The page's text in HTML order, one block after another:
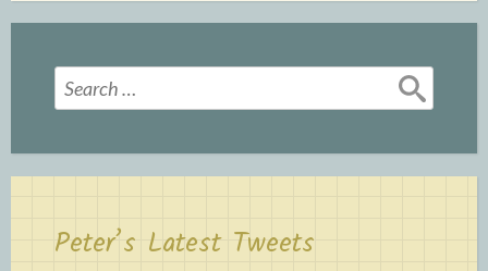
Search
for:
Peter’s Latest Tweets